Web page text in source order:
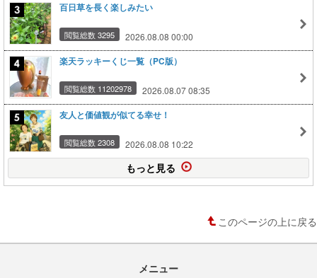
百日草を長く楽しみたい
閲覧総数 3295 2026.08.08 00:00
楽天ラッキーくじ一覧（PC版）
閲覧総数 11202978 2026.08.07 08:35
友人と価値観が似てる幸せ！
閲覧総数 2308 2026.08.08 10:22
もっと見る
このページの上に戻る
メニュー